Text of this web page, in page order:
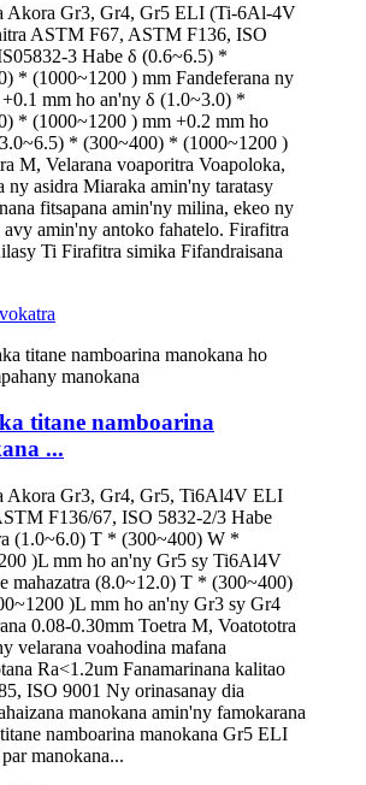
Akora Gr3, Gr4, Gr5 ELI (Ti-6Al-4V
ASTM F67, ASTM F136, ISO
3 Habe δ (0.6~6.5) *
* (1000~1200 ) mm Fandeferana ny
mm ho an'ny δ (1.0~3.0) *
* (1000~1200 ) mm +0.2 mm ho
* (300~400) * (1000~1200 )
M, Velarana voaporitra Voapoloka,
ny asidra Miaraka amin'ny taratasy
fitsapana amin'ny milina, ekeo ny
avy amin'ny antoko fahatelo. Firafitra
Ti Firafitra simika Fifandraisana
titane namboarina
...
Akora Gr3, Gr4, Gr5, Ti6Al4V ELI
F136/67, ISO 5832-2/3 Habe
(1.0~6.0) T * (300~400) W *
)L mm ho an'ny Gr5 sy Ti6Al4V
mahazatra (8.0~12.0) T * (300~400)
)L mm ho an'ny Gr3 sy Gr4
0.08-0.30mm Toetra M, Voatototra
velarana voahodina mafana
Ra<1.2um Fanamarinana kalitao
ISO 9001 Ny orinasanay dia
manokana amin'ny famokarana
namboarina manokana Gr5 ELI
manokana...